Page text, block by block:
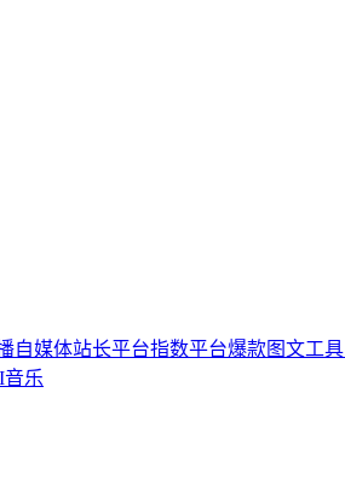
自媒体站长平台指数平台爆款图文工具
音乐